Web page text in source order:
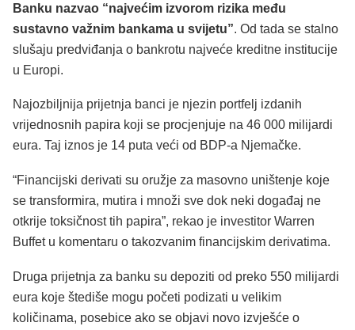
Banku nazvao “najvećim izvorom rizika među
sustavno važnim bankama u svijetu”. Od tada se stalno
slušaju predviđanja o bankrotu najveće kreditne institucije
u Europi.
Najozbiljnija prijetnja banci je njezin portfelj izdanih
vrijednosnih papira koji se procjenjuje na 46 000 milijardi
eura. Taj iznos je 14 puta veći od BDP-a Njemačke.
“Financijski derivati su oružje za masovno uništenje koje
se transformira, mutira i množi sve dok neki događaj ne
otkrije toksičnost tih papira”, rekao je investitor Warren
Buffet u komentaru o takozvanim financijskim derivatima.
Druga prijetnja za banku su depoziti od preko 550 milijardi
eura koje štediše mogu početi podizati u velikim
količinama, posebice ako se objavi novo izvješće o